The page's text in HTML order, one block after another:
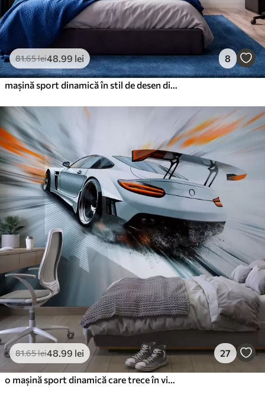
81.65lei48.99 lei 8
mașină sport dinamică în stil de desen digital cu accente albastre
81.65lei48.99 lei 27
o mașină sport dinamică care trece în viteză prin spațiu